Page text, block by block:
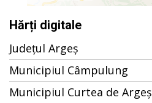
Hărți digitale
Județul Argeș
Municipiul Câmpulung
Municipiul Curtea de Argeș